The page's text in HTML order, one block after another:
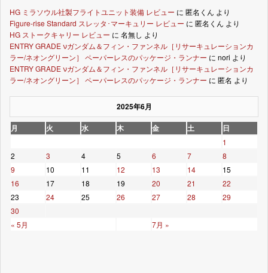
HG ミラソウル社製フライトユニット装備 レビュー に 匿名くん より
Figure-rise Standard スレッタ･マーキュリー レビュー に 匿名くん より
HG ストークキャリー レビュー に 名無し より
ENTRY GRADE νガンダム＆フィン・ファンネル［リサーキュレーションカ
ラー/ネオングリーン］ ペーパーレスのパッケージ・ランナー に nori より
ENTRY GRADE νガンダム＆フィン・ファンネル［リサーキュレーションカ
ラー/ネオングリーン］ ペーパーレスのパッケージ・ランナー に 匿名 より
2025年6月
月
火 水 木 金 土 日
« 5月 7月 »
1
2
3 4 5 6 7
8
9
10 11 12 13 14
15
16
17 18 19 20 21
22
23
24 25 26 27 28
29
30